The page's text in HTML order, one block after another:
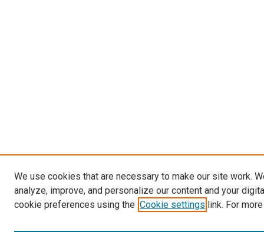
We use cookies that are necessary to make our site work.
analyze, improve, and personalize our content and your
cookie preferences using the Cookie settings link. For